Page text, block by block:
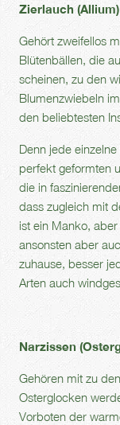
Zierlauch (Allium)
Gehört zweifellos
Blütenbällen, die
scheinen, zu den
Blumenzwiebeln
den beliebtesten
Denn jede
perfekt geformten
die in
dass zugleich mit
ist ein Manko,
ansonsten aber
zuhause, besser
Arten auch
Narzissen
Gehören mit zu
Osterglocken
Vorboten der